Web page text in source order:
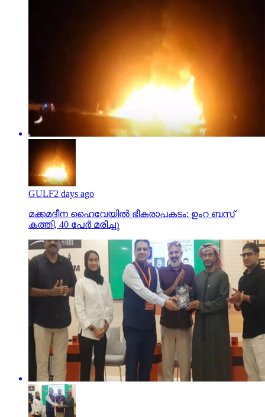
GULF2 days ago
മക്കമദീന ഹൈവേയില്‍ ഭീകരാപകടം: ഉംറ ബസ്
കത്തി, 40 പേര്‍ മരിച്ചു